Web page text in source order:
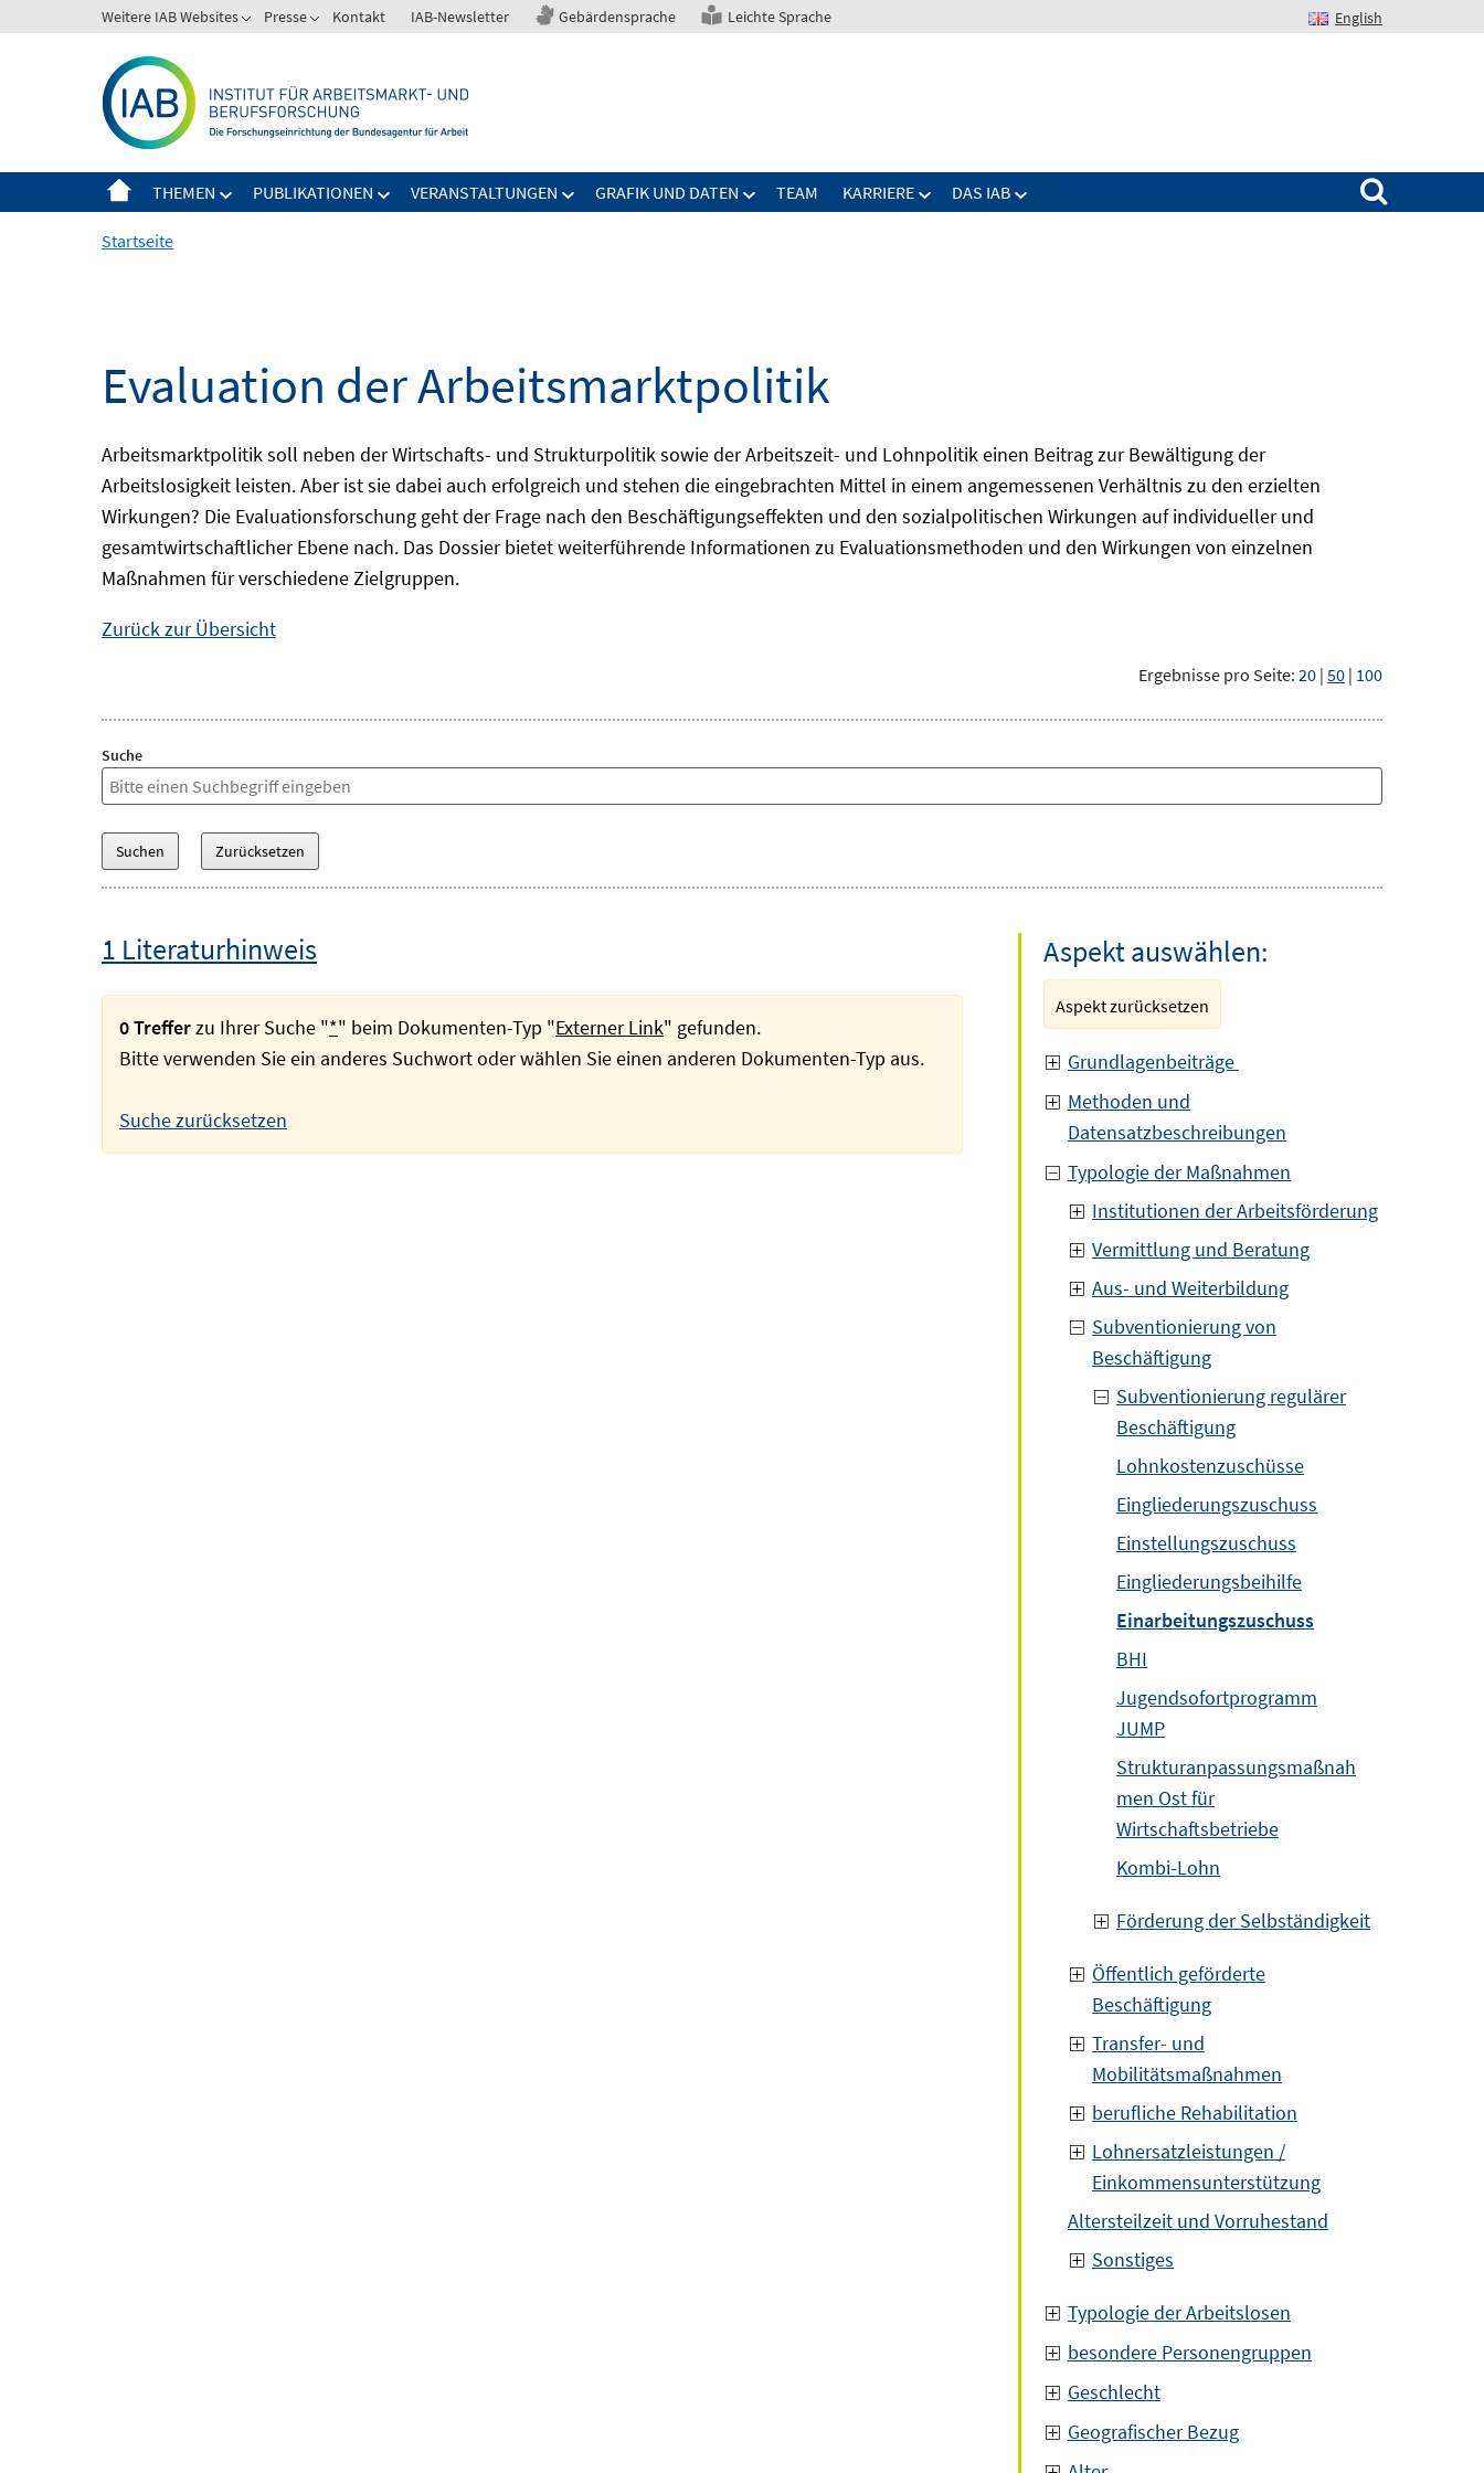
zum
Weitere IAB Websites Presse Kontakt IAB-Newsletter Gebärdensprache Leichte Sprache English
THEMEN PUBLIKATIONEN VERANSTALTUNGEN GRAFIK UND DATEN TEAM KARRIERE DAS IAB
Suchen nach:
Startseite
Evaluation der Arbeitsmarktpolitik
Arbeitsmarktpolitik soll neben der Wirtschafts- und Strukturpolitik sowie der Arbeitszeit- und Lohnpolitik einen Beitrag zur Bewältigung der
Arbeitslosigkeit leisten. Aber ist sie dabei auch erfolgreich und stehen die eingebrachten Mittel in einem angemessenen Verhältnis zu den erzielten
Wirkungen? Die Evaluationsforschung geht der Frage nach den Beschäftigungseffekten und den sozialpolitischen Wirkungen auf individueller und
gesamtwirtschaftlicher Ebene nach. Das Dossier bietet weiterführende Informationen zu Evaluationsmethoden und den Wirkungen von einzelnen
Maßnahmen für verschiedene Zielgruppen.
Zurück zur Übersicht
Ergebnisse pro Seite: 20 | 50 | 100
Suche
1 Literaturhinweis
0 Trefferzu Ihrer Suche "*" beim Dokumenten-Typ "Externer Link" gefunden.
Bitte verwenden Sie ein anderes Suchwort oder wählen Sie einen anderen Dokumenten-Typ aus.
Suche zurücksetzen
Aspekt auswählen:
Aspekt zurücksetzen
Grundlagenbeiträge
Methoden und
Datensatzbeschreibungen
Typologie der Maßnahmen
Institutionen der Arbeitsförderung
Vermittlung und Beratung
Aus- und Weiterbildung
Subventionierung von
Beschäftigung
Subventionierung regulärer
Beschäftigung
Lohnkostenzuschüsse
Eingliederungszuschuss
Einstellungszuschuss
Eingliederungsbeihilfe
Einarbeitungszuschuss
BHI
Jugendsofortprogramm
JUMP
Strukturanpassungsmaßnah
men Ost für
Wirtschaftsbetriebe
Kombi-Lohn
Förderung der Selbständigkeit
Öffentlich geförderte
Beschäftigung
Transfer- und
Mobilitätsmaßnahmen
berufliche Rehabilitation
Lohnersatzleistungen /
Einkommensunterstützung
Altersteilzeit und Vorruhestand
Sonstiges
Typologie der Arbeitslosen
besondere Personengruppen
Geschlecht
Geografischer Bezug